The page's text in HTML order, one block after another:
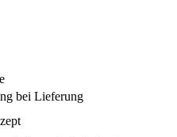
bei Lieferung